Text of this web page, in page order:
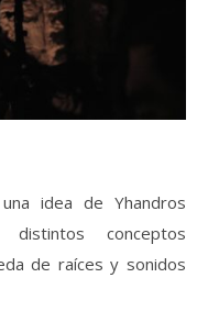
idea de Yhandros
distintos conceptos
de raíces y sonidos